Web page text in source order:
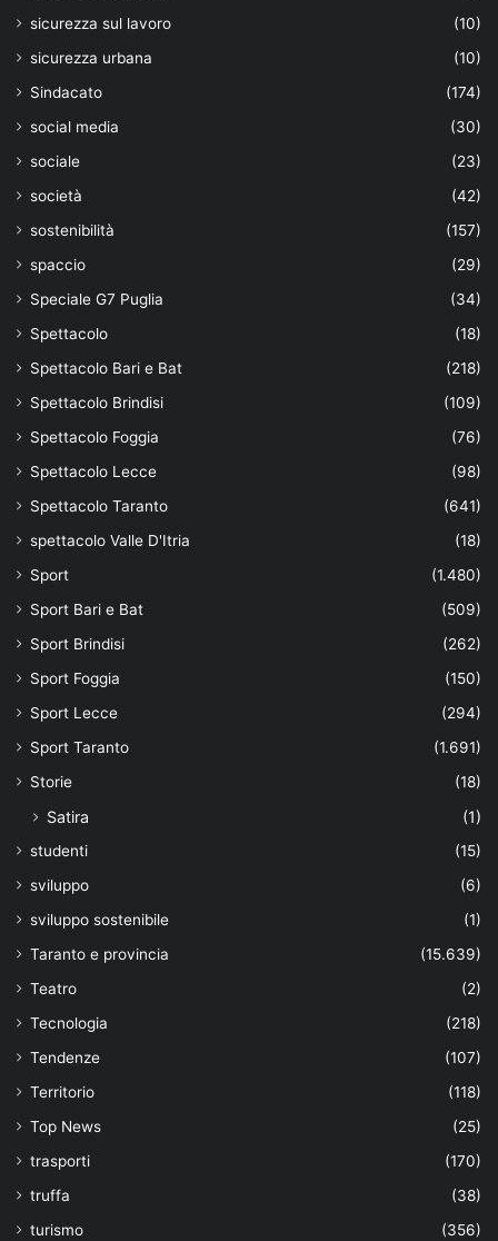
sicurezza sul lavoro
(10)
sicurezza urbana
(10)
Sindacato
(174)
social media
(30)
sociale
(23)
società
(42)
sostenibilità
(157)
spaccio
(29)
Speciale G7 Puglia
(34)
Spettacolo
(18)
Spettacolo Bari e Bat
(218)
Spettacolo Brindisi
(109)
Spettacolo Foggia
(76)
Spettacolo Lecce
(98)
Spettacolo Taranto
(641)
spettacolo Valle D'Itria
(18)
Sport
(1.480)
Sport Bari e Bat
(509)
Sport Brindisi
(262)
Sport Foggia
(150)
Sport Lecce
(294)
Sport Taranto
(1.691)
Storie
(18)
Satira (1)
studenti
(15)
sviluppo
(6)
sviluppo sostenibile
(1)
Taranto e provincia
(15.639)
Teatro
(2)
Tecnologia
(218)
Tendenze
(107)
Territorio
(118)
Top News
(25)
trasporti
(170)
truffa
(38)
turismo
(356)